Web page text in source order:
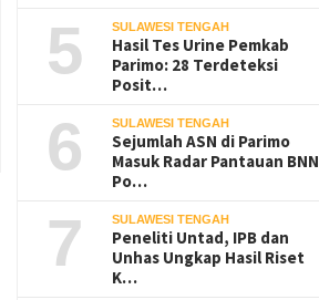
5 SULAWESI TENGAH
Hasil Tes Urine Pemkab
Parimo: 28 Terdeteksi
Posit…
6 SULAWESI TENGAH
Sejumlah ASN di Parimo
Masuk Radar Pantauan BNN
Po…
7 SULAWESI TENGAH
Peneliti Untad, IPB dan
Unhas Ungkap Hasil Riset
K…